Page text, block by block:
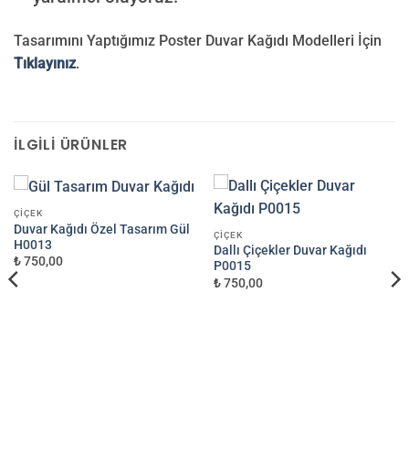
Tasarımını Yaptığımız Poster Duvar Kağıdı Modelleri İçin
Tıklayınız.
İLGILI ÜRÜNLER
ÇIÇEK
Duvar Kağıdı Özel Tasarım Gül
H0013
₺ 750,00
ÇIÇEK
Dallı Çiçekler Duvar Kağıdı
P0015
₺ 750,00